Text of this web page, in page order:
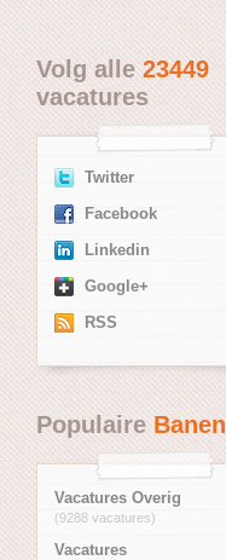
Volg alle23449
vacatures
Twitter
Facebook
Linkedin
Google+
RSS
PopulaireBanen
Vacatures Overig
(9288 vacatures)
Vacatures